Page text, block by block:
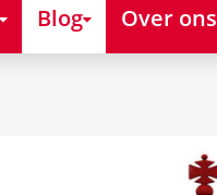
Blog Over ons